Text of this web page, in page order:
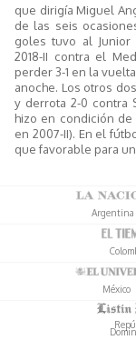
que dirigía Miguel
de las seis
goles tuvo al Junior
2018-II contra el
perder 3-1 en la
anoche. Los otros
y derrota 2-0 contra
hizo en condición de
en 2007-II). En el
que favorable para
Argentina
México